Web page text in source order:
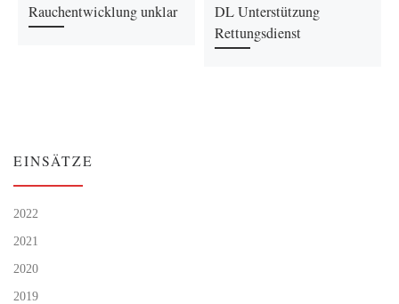
Rauchentwicklung unklar
DL Unterstützung
Rettungsdienst
EINSÄTZE
2022
2021
2020
2019